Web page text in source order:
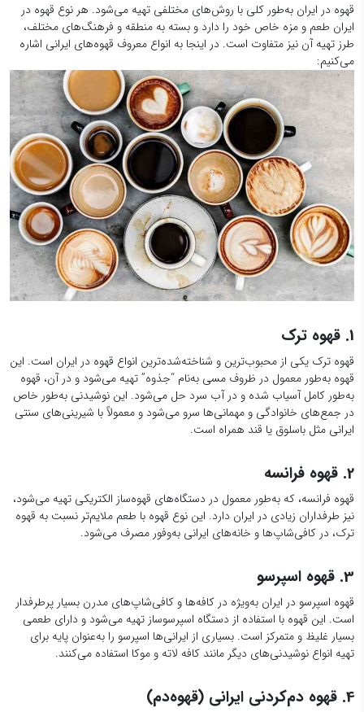
قهوه در ایران به‌طور کلی با روش‌های مختلفی تهیه می‌شود. هر نوع قهوه در
ایران طعم و مزه خاص خود را دارد و بسته به منطقه و فرهنگ‌های مختلف،
طرز تهیه آن نیز متفاوت است. در اینجا به انواع معروف قهوه‌های ایرانی اشاره
می‌کنیم:
1. قهوه ترک
قهوه ترک یکی از محبوب‌ترین و شناخته‌شده‌ترین انواع قهوه در ایران است. این
قهوه به‌طور معمول در ظروف مسی به‌نام “جذوه” تهیه می‌شود و در آن، قهوه
به‌طور کامل آسیاب شده و در آب سرد حل می‌شود. این نوشیدنی به‌طور خاص
در جمع‌های خانوادگی و مهمانی‌ها سرو می‌شود و معمولاً با شیرینی‌های سنتی
ایرانی مثل باسلوق یا قند همراه است.
2. قهوه فرانسه
قهوه فرانسه، که به‌طور معمول در دستگاه‌های قهوه‌ساز الکتریکی تهیه می‌شود،
نیز طرفداران زیادی در ایران دارد. این نوع قهوه با طعم ملایم‌تر نسبت به قهوه
ترک، در کافی‌شاپ‌ها و خانه‌های ایرانی به‌وفور مصرف می‌شود.
3. قهوه اسپرسو
قهوه اسپرسو در ایران به‌ویژه در کافه‌ها و کافی‌شاپ‌های مدرن بسیار پرطرفدار
است. این قهوه با استفاده از دستگاه اسپرسوساز تهیه می‌شود و دارای طعمی
بسیار غلیظ و متمرکز است. بسیاری از ایرانی‌ها اسپرسو را به‌عنوان پایه برای
تهیه انواع نوشیدنی‌های دیگر مانند کافه لاته و موکا استفاده می‌کنند.
4. قهوه دم‌کردنی ایرانی (قهوه‌دم)